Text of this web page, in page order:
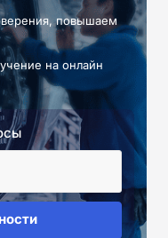
повышаем
на онлайн